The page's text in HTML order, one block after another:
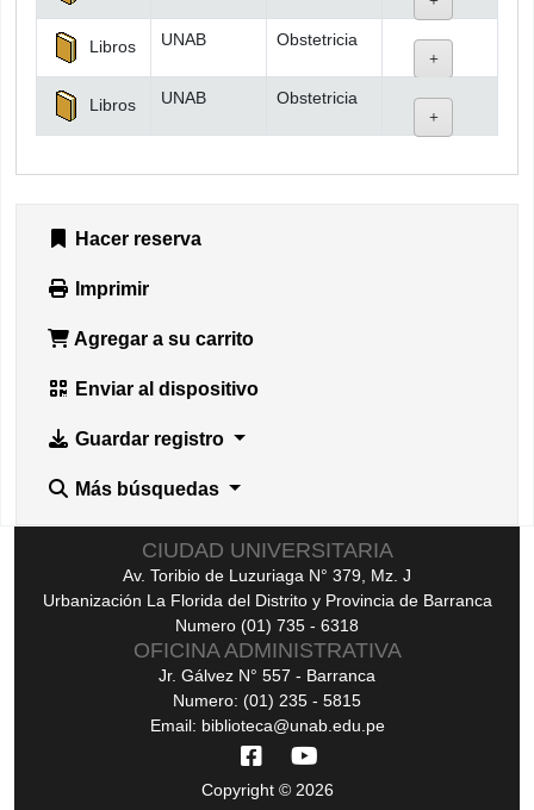
Libros UNAB Obstetricia
Libros UNAB Obstetricia
Hacer reserva
Imprimir
Agregar a su carrito
Enviar al dispositivo
Guardar registro
Más búsquedas
CIUDAD UNIVERSITARIA
Av. Toribio de Luzuriaga N° 379, Mz. J
Urbanización La Florida del Distrito y Provincia de Barranca
Numero (01) 735 - 6318
OFICINA ADMINISTRATIVA
Jr. Gálvez N° 557 - Barranca
Numero: (01) 235 - 5815
Email: biblioteca@unab.edu.pe
Copyright © 2026